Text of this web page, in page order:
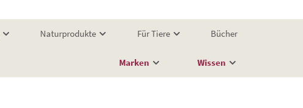
Naturprodukte Für Tiere Bücher
Marken Wissen